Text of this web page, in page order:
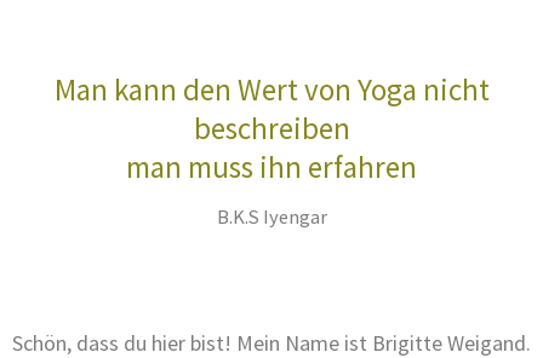
Man kann den Wert von Yoga nicht
man muss ihn erfahren